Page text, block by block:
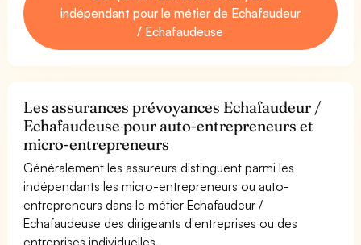
indépendant pour le métier de Echafaudeur
/ Echafaudeuse
Les assurances prévoyances Echafaudeur /
Echafaudeuse pour auto-entrepreneurs et
micro-entrepreneurs
Généralement les assureurs distinguent parmi les
indépendants les micro-entrepreneurs ou auto-
entrepreneurs dans le métier Echafaudeur /
Echafaudeuse des dirigeants d'entreprises ou des
entreprises individuelles.